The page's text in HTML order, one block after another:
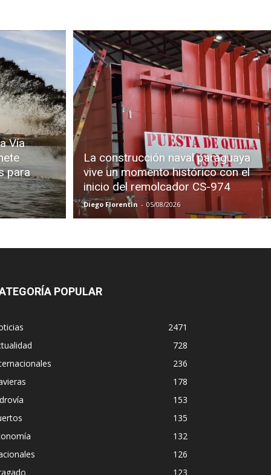
Vía
para
La construcción naval paraguaya
vive un momento histórico con el
inicio del remolcador CS-974
Diego Florentin - 05/08/2026
POPULAR
2471
728
236
178
153
135
132
126
123